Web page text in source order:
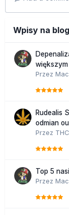
Wpisy na
Przez
Rudealis
odmian
Przez
Top 5
Przez